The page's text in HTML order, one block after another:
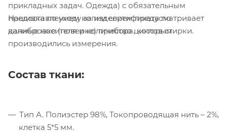
прикладных задач. Одежда) с обязательным
предоставлением копии сертификата по
калибровке (поверке) прибора, которым
производились измерения.
Нашивка по уходу за изделием предусматривает
данные носителя и количество циклов стирки.
Состав ткани:
Тип А. Полиэстер 98%, Токопроводящая нить – 2%,
клетка 5*5 мм.